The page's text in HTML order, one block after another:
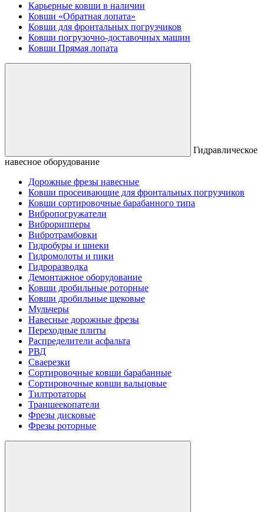
Карьерные ковши в наличии
Ковши «Обратная лопата»
Ковши для фронтальных погрузчиков
Ковши погрузочно-доставочных машин
Ковши Прямая лопата
Гидравлическое
навесное оборудование
Дорожные фрезы навесные
Ковши просеивающие для фронтальных погрузчиков
Ковши сортировочные барабанного типа
Вибропогружатели
Виброрипперы
Вибротрамбовки
Гидробуры и шнеки
Гидромолоты и пики
Гидроразводка
Демонтажное оборудование
Ковши дробильные роторные
Ковши дробильные щековые
Мульчеры
Навесные дорожные фрезы
Переходные плиты
Распределители асфальта
РВД
Сваерезки
Сортировочные ковши барабанные
Сортировочные ковши вальцовые
Тилтротаторы
Траншеекопатели
Фрезы дисковые
Фрезы роторные